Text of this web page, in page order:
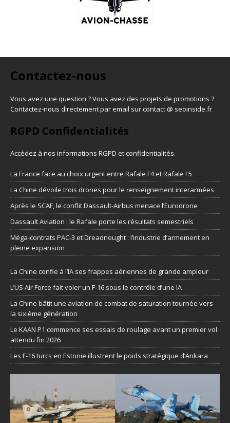
Contactez-nous
Vous avez une question ? Vous avez des projets de promotions ?
Contactez-nous directement par email sur contact @ seoinside.fr
RGPD Confidentialités
Accédez à nos informations RGPD et confidentialités.
La France face au choix urgent entre Rafale F4 et Rafale F5
La Chine dévoile trois drones pour le renseignement interarmées
Après le SCAF, le conflit Dassault-Airbus menace l’Eurodrone
Dassault Aviation : le Rafale porte les résultats semestriels
Méga-contrats PAC-3 et Dreadnought : l’industrie d’armement en
pleine expansion
La Chine confie à l’IA ses frappes aériennes de grande ampleur
L’US Air Force fait voler un F-16 sous le contrôle d’une IA
La Chine bâtit une aviation de combat de saturation tournée vers
la sixième génération
Le KAAN P1 commence ses essais de roulage avant un premier vol
attendu fin 2026
Les F-16 turcs en Estonie illustrent le poids stratégique d’Ankara